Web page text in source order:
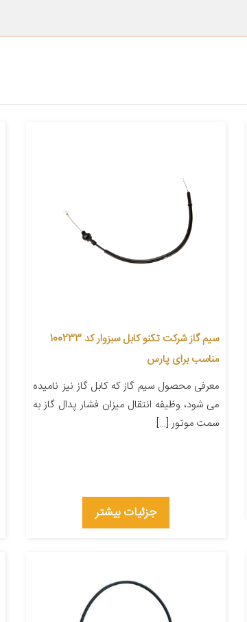
سیم گاز شرکت تکنو کابل سبزوار کد 100233
مناسب برای پارس
معرفی محصول سیم گاز که کابل گاز نیز نامیده
می شود، وظیفه انتقال میزان فشار پدال گاز به
سمت موتور […]
جزئیات بیشتر